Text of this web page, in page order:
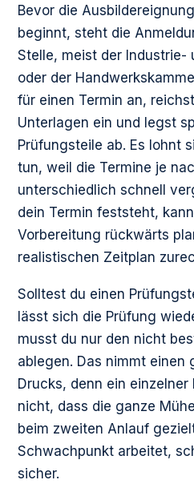
Bevor die
beginnt, steht die
Stelle, meist der Industrie-
oder der
für einen Termin an,
Unterlagen ein und legst
Prüfungsteile ab. Es lohnt
tun, weil die Termine je
unterschiedlich schnell
dein Termin feststeht,
Vorbereitung rückwärts
realistischen Zeitplan
Solltest du einen
lässt sich die Prüfung
musst du nur den nicht
ablegen. Das nimmt einen
Drucks, denn ein
nicht, dass die ganze
beim zweiten Anlauf
Schwachpunkt arbeitet,
sicher.